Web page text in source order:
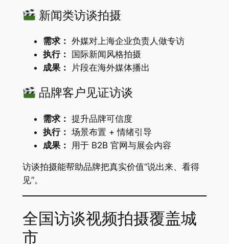
新闻类访谈拍摄
需求： 外媒对上海企业负责人做专访
执行：
国际新闻风格拍摄
成果：
片段在海外媒体播出
品牌客户见证访谈
需求： 提升品牌可信度
执行： 场景布置 + 情绪引导
成果：
用于 B2B 官网与展会内容
访谈拍摄能帮助品牌把真实价值“说出来、看得
见”。
全国访谈视频拍摄覆盖城
市